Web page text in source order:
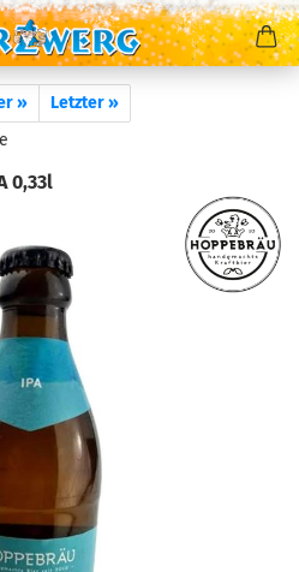
»
Letzter »
0,33l